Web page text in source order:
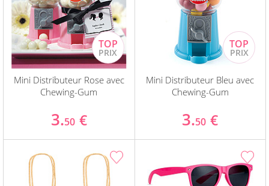
Mini Distributeur Rose avec
Chewing-Gum
3.50 €
Mini Distributeur Bleu avec
Chewing-Gum
3.50 €